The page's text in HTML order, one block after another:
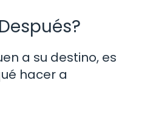
a su destino, es
hacer a